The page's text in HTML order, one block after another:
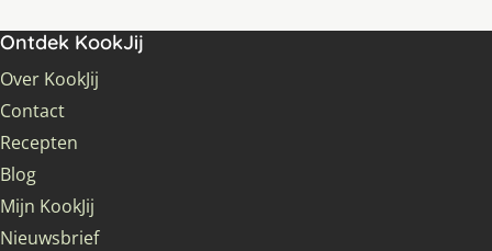
Ontdek KookJij
Over KookJij
Contact
Recepten
Blog
Mijn KookJij
Nieuwsbrief